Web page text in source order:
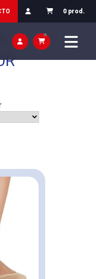
0 prod.